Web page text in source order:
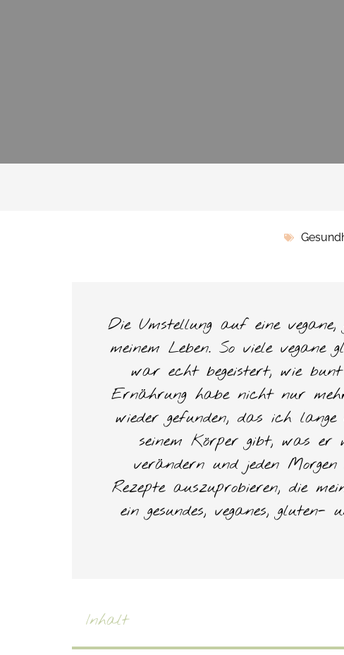
Die Umstellung auf eine
meinem Leben. So viele
war echt begeistert, wie
Ernährung habe nicht nur mehr
wieder gefunden, das ich
seinem Körper gibt, was
verändern und jeden
Rezepte auszuprobieren, die
ein gesundes, veganes,
Inhalt